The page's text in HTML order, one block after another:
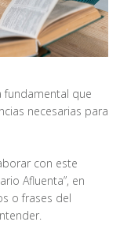
fundamental que
necesarias para
con este
Afluenta”, en
o frases del